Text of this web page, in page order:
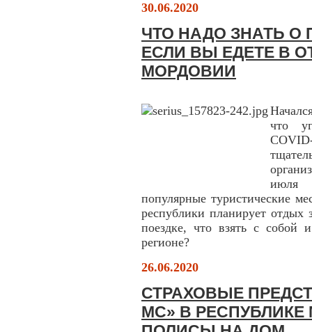
30.06.2020
ЧТО НАДО ЗНАТЬ
ЕСЛИ ВЫ ЕДЕТЕ В
МОРДОВИИ
что
июля
популярные туристические
республики планирует отдых
поездке, что взять с собой
регионе?
26.06.2020
СТРАХОВЫЕ
МС» В